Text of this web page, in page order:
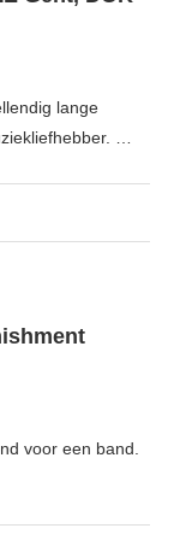
lange
…
voor een band.